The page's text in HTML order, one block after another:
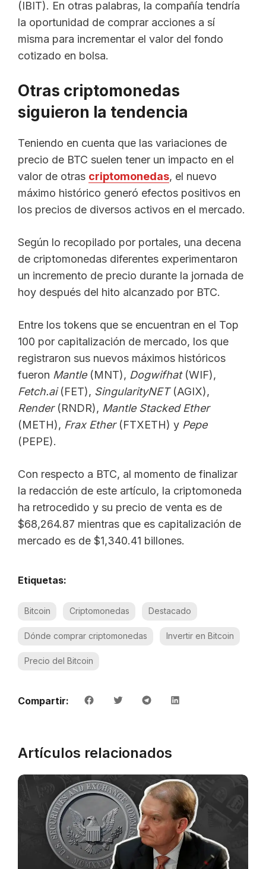
(IBIT). En otras palabras, la compañía tendría
la oportunidad de comprar acciones a sí
misma para incrementar el valor del fondo
cotizado en bolsa.
Otras criptomonedas
siguieron la tendencia
Teniendo en cuenta que las variaciones de
precio de BTC suelen tener un impacto en el
valor de otras criptomonedas, el nuevo
máximo histórico generó efectos positivos en
los precios de diversos activos en el mercado.
Según lo recopilado por portales, una decena
de criptomonedas diferentes experimentaron
un incremento de precio durante la jornada de
hoy después del hito alcanzado por BTC.
Entre los tokens que se encuentran en el Top
100 por capitalización de mercado, los que
registraron sus nuevos máximos históricos
fueron Mantle(MNT), Dogwifhat(WIF),
Fetch.ai(FET), SingularityNET(AGIX),
Render(RNDR), Mantle Stacked Ether
(METH), Frax Ether(FTXETH) y Pepe
(PEPE).
Con respecto a BTC, al momento de finalizar
la redacción de este artículo, la criptomoneda
ha retrocedido y su precio de venta es de
$68,264.87 mientras que es capitalización de
mercado es de $1,340.41 billones.
Etiquetas:
Bitcoin Criptomonedas Destacado
Dónde comprar criptomonedas Invertir en Bitcoin
Precio del Bitcoin
Compartir:
Artículos relacionados